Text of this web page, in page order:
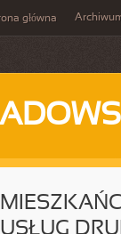
główna
USŁUG